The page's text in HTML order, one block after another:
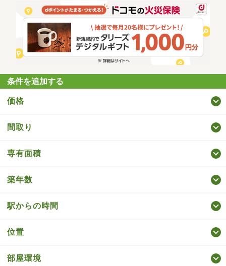
条件を追加する
価格
間取り
専有面積
築年数
駅からの時間
位置
部屋環境